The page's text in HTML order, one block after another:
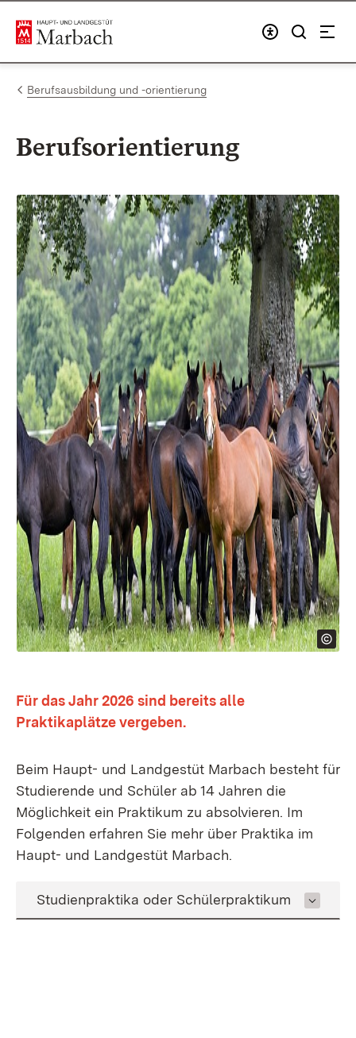
Zum Inhalt springen
Link zur Startseite
Berufsausbildung und -orientierung
Berufsorientierung
Für das Jahr 2026 sind bereits alle
Praktikaplätze vergeben.
Beim Haupt- und Landgestüt Marbach besteht für
Studierende und Schüler ab 14 Jahren die
Möglichkeit ein Praktikum zu absolvieren. Im
Folgenden erfahren Sie mehr über Praktika im
Haupt- und Landgestüt Marbach.
Inhalt auswählen
Studienpraktika oder Schülerpraktikum